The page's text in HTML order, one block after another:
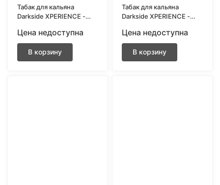
Табак для кальяна
Darkside XPERIENCE -
Клубника) 25 грамм
Цена недоступна
В корзину
Табак для кальяна
Darkside XPERIENCE -
Клубника) 25 грамм
Цена недоступна
В корзину